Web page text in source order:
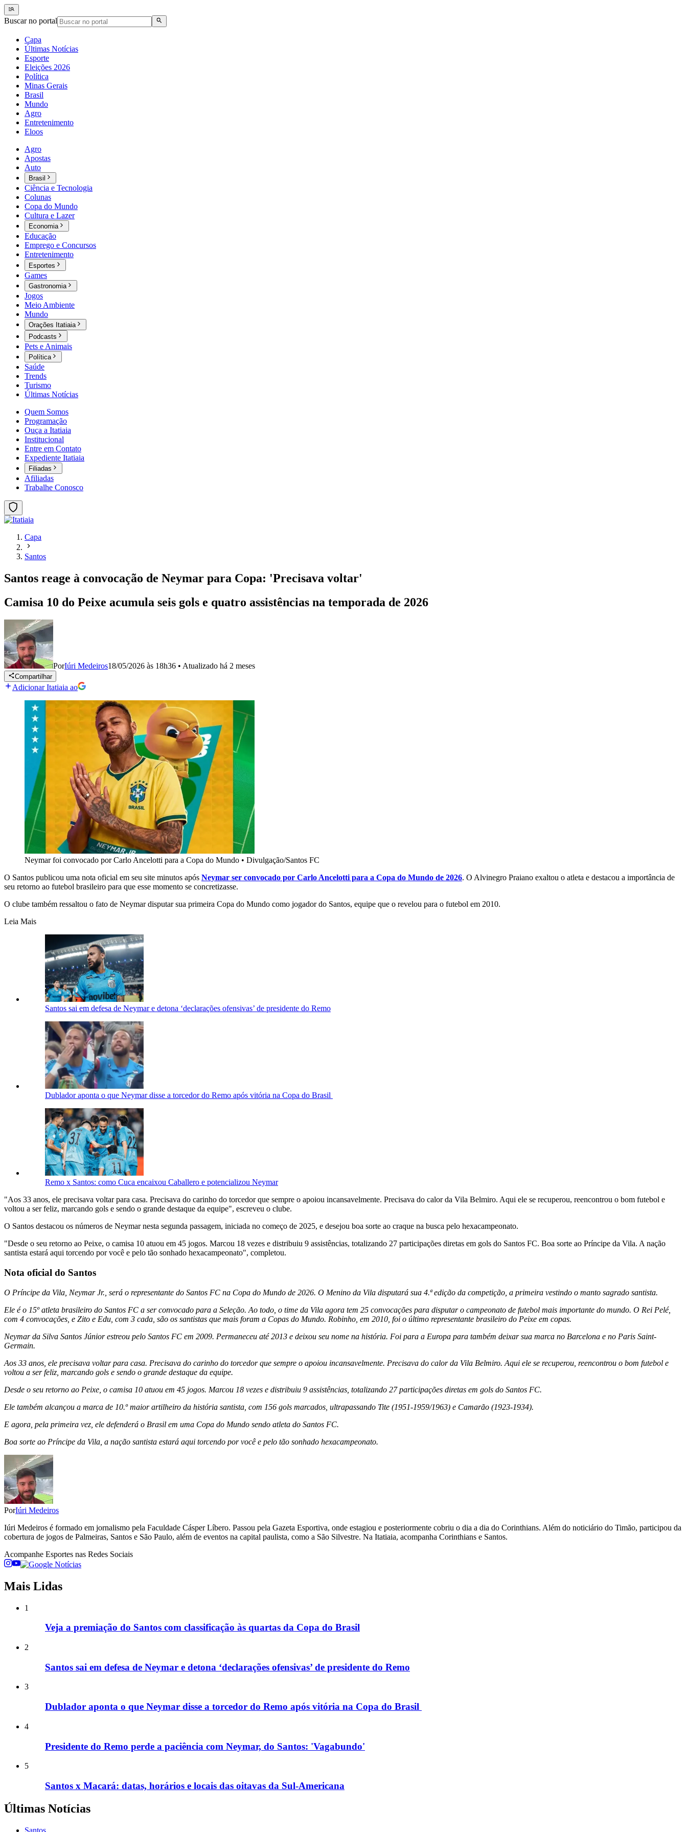
Buscar no portal
Capa
Últimas Notícias
Esporte
Eleições 2026
Política
Minas Gerais
Brasil
Mundo
Agro
Entretenimento
Eloos
Agro
Apostas
Auto
Brasil
Ciência e Tecnologia
Colunas
Copa do Mundo
Cultura e Lazer
Economia
Educação
Emprego e Concursos
Entretenimento
Esportes
Games
Gastronomia
Jogos
Meio Ambiente
Mundo
Orações Itatiaia
Podcasts
Pets e Animais
Política
Saúde
Trends
Turismo
Últimas Notícias
Quem Somos
Programação
Ouça a Itatiaia
Institucional
Entre em Contato
Expediente Itatiaia
Filiadas
Afiliadas
Trabalhe Conosco
Capa
Santos
Santos reage à convocação de Neymar para Copa: 'Precisava voltar'
Camisa 10 do Peixe acumula seis gols e quatro assistências na temporada de 2026
PorIúri Medeiros18/05/2026 às 18h36 • Atualizado há 2 meses
Compartilhar
Adicionar Itatiaia ao
Neymar foi convocado por Carlo Ancelotti para a Copa do Mundo • Divulgação/Santos FC
O Santos publicou uma nota oficial em seu site minutos após Neymar ser convocado por Carlo Ancelotti para a Copa do Mundo de 2026. O Alvinegro Praiano exaltou o atleta e destacou a importância de
seu retorno ao futebol brasileiro para que esse momento se concretizasse.
O clube também ressaltou o fato de Neymar disputar sua primeira Copa do Mundo como jogador do Santos, equipe que o revelou para o futebol em 2010.
Leia Mais
Santos sai em defesa de Neymar e detona ‘declarações ofensivas’ de presidente do Remo
Dublador aponta o que Neymar disse a torcedor do Remo após vitória na Copa do Brasil
Remo x Santos: como Cuca encaixou Caballero e potencializou Neymar
"Aos 33 anos, ele precisava voltar para casa. Precisava do carinho do torcedor que sempre o apoiou incansavelmente. Precisava do calor da Vila Belmiro. Aqui ele se recuperou, reencontrou o bom futebol e
voltou a ser feliz, marcando gols e sendo o grande destaque da equipe", escreveu o clube.
O Santos destacou os números de Neymar nesta segunda passagem, iniciada no começo de 2025, e desejou boa sorte ao craque na busca pelo hexacampeonato.
"Desde o seu retorno ao Peixe, o camisa 10 atuou em 45 jogos. Marcou 18 vezes e distribuiu 9 assistências, totalizando 27 participações diretas em gols do Santos FC. Boa sorte ao Príncipe da Vila. A nação
santista estará aqui torcendo por você e pelo tão sonhado hexacampeonato", completou.
Nota oficial do Santos
O Príncipe da Vila, Neymar Jr., será o representante do Santos FC na Copa do Mundo de 2026. O Menino da Vila disputará sua 4.ª edição da competição, a primeira vestindo o manto sagrado santista.
Ele é o 15º atleta brasileiro do Santos FC a ser convocado para a Seleção. Ao todo, o time da Vila agora tem 25 convocações para disputar o campeonato de futebol mais importante do mundo. O Rei Pelé,
com 4 convocações, e Zito e Edu, com 3 cada, são os santistas que mais foram a Copas do Mundo. Robinho, em 2010, foi o último representante brasileiro do Peixe em copas.
Neymar da Silva Santos Júnior estreou pelo Santos FC em 2009. Permaneceu até 2013 e deixou seu nome na história. Foi para a Europa para também deixar sua marca no Barcelona e no Paris Saint-
Germain.
Aos 33 anos, ele precisava voltar para casa. Precisava do carinho do torcedor que sempre o apoiou incansavelmente. Precisava do calor da Vila Belmiro. Aqui ele se recuperou, reencontrou o bom futebol e
voltou a ser feliz, marcando gols e sendo o grande destaque da equipe.
Desde o seu retorno ao Peixe, o camisa 10 atuou em 45 jogos. Marcou 18 vezes e distribuiu 9 assistências, totalizando 27 participações diretas em gols do Santos FC.
Ele também alcançou a marca de 10.º maior artilheiro da história santista, com 156 gols marcados, ultrapassando Tite (1951-1959/1963) e Camarão (1923-1934).
E agora, pela primeira vez, ele defenderá o Brasil em uma Copa do Mundo sendo atleta do Santos FC.
Boa sorte ao Príncipe da Vila, a nação santista estará aqui torcendo por você e pelo tão sonhado hexacampeonato.
PorIúri Medeiros
Iúri Medeiros é formado em jornalismo pela Faculdade Cásper Líbero. Passou pela Gazeta Esportiva, onde estagiou e posteriormente cobriu o dia a dia do Corinthians. Além do noticiário do Timão, participou da
cobertura de jogos de Palmeiras, Santos e São Paulo, além de eventos na capital paulista, como a São Silvestre. Na Itatiaia, acompanha Corinthians e Santos.
Acompanhe Esportes nas Redes Sociais
Mais Lidas
1
Veja a premiação do Santos com classificação às quartas da Copa do Brasil
2
Santos sai em defesa de Neymar e detona ‘declarações ofensivas’ de presidente do Remo
3
Dublador aponta o que Neymar disse a torcedor do Remo após vitória na Copa do Brasil
4
Presidente do Remo perde a paciência com Neymar, do Santos: 'Vagabundo'
5
Santos x Macará: datas, horários e locais das oitavas da Sul-Americana
Últimas Notícias
Santos